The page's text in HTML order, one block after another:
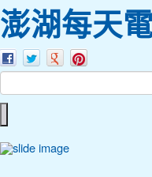
澎湖每天